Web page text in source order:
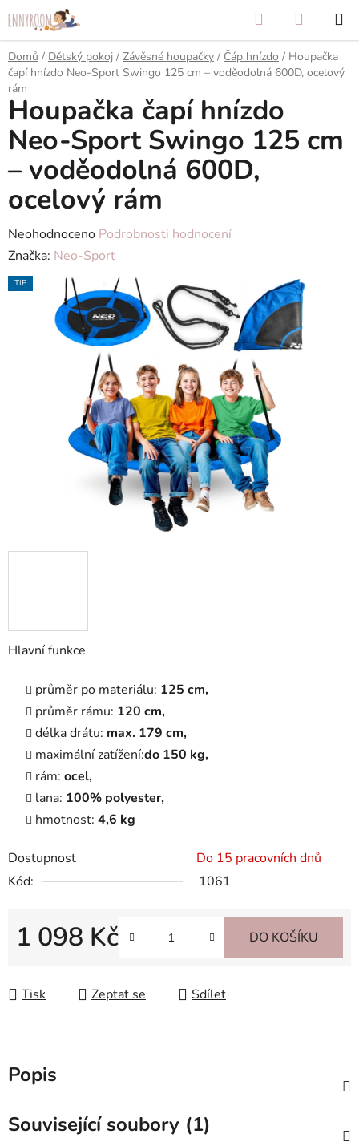
na
obsah
Hledat
KOŠÍK
Domů / Dětský pokoj / Závěsné houpačky / Čáp hnízdo / Houpačka
čapí hnízdo Neo-Sport Swingo 125 cm – voděodolná 600D, ocelový
rám
Hlavní funkce
průměr po materiálu: 125 cm,
průměr rámu: 120 cm,
délka drátu: max. 179 cm,
maximální zatížení:do 150 kg,
rám: ocel,
lana: 100% polyester,
hmotnost: 4,6 kg
Dostupnost
Do 15 pracovních dnů
Kód:
1061
1 098 Kč DO KOŠÍKU
Tisk Zeptat se Sdílet
Houpačka čapí hnízdo
Neo-Sport Swingo 125 cm
– voděodolná 600D,
ocelový rám
Průměrné
hodnocení
produktu
Neohodnoceno Podrobnosti hodnocení
Značka: Neo-Sport
TIP
Popis
Související soubory (1)